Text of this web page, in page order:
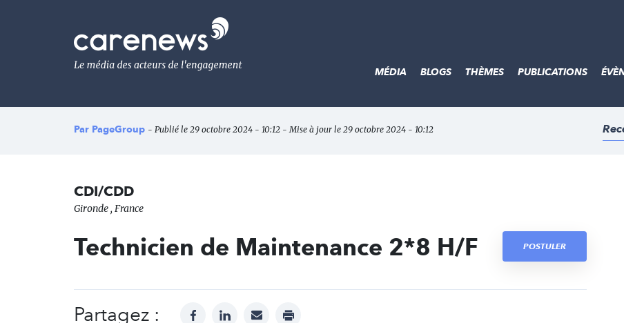
Le
média
de
l'engagement
MÉDIA BLOGS THÈMES PUBLICATIONS
Par PageGroup - Publié le 29 octobre 2024 - 10:12 - Mise à jour le 29 octobre 2024 - 10:12
CDI/CDD
Gironde , France
Technicien de Maintenance 2*8 H/F POSTULER
Partagez : facebooklinkedinmail print